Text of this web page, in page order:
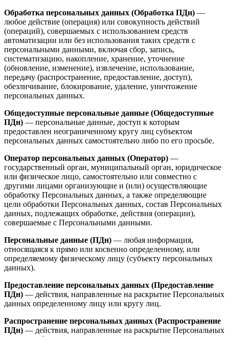
Обработка персональных данных (Обработка ПДн) —
любое действие (операция) или совокупность действий
(операций), совершаемых с использованием средств
автоматизации или без использования таких средств с
персональными данными, включая сбор, запись,
систематизацию, накопление, хранение, уточнение
(обновление, изменение), извлечение, использование,
передачу (распространение, предоставление, доступ),
обезличивание, блокирование, удаление, уничтожение
персональных данных.
Общедоступные персональные данные (Общедоступные
ПДн) — персональные данные, доступ к которым
предоставлен неограниченному кругу лиц субъектом
персональных данных самостоятельно либо по его просьбе.
Оператор персональных данных (Оператор) —
государственный орган, муниципальный орган, юридическое
или физическое лицо, самостоятельно или совместно с
другими лицами организующие и (или) осуществляющие
обработку Персональных данных, а также определяющие
цели обработки Персональных данных, состав Персональных
данных, подлежащих обработке, действия (операции),
совершаемые с Персональными данными.
Персональные данные (ПДн) — любая информация,
относящаяся к прямо или косвенно определенному, или
определяемому физическому лицу (субъекту персональных
данных).
Предоставление персональных данных (Предоставление
ПДн) — действия, направленные на раскрытие Персональных
данных определенному лицу или кругу лиц.
Распространение персональных данных (Распространение
ПДн) — действия, направленные на раскрытие Персональных